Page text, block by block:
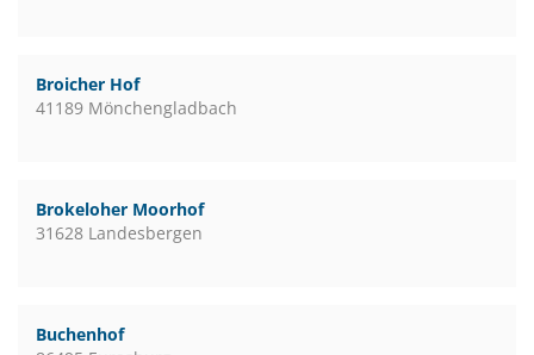
Broicher Hof
41189 Mönchengladbach
Brokeloher Moorhof
31628 Landesbergen
Buchenhof